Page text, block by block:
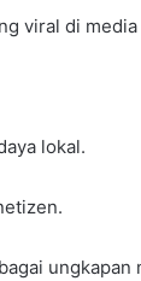
viral di media
lokal.